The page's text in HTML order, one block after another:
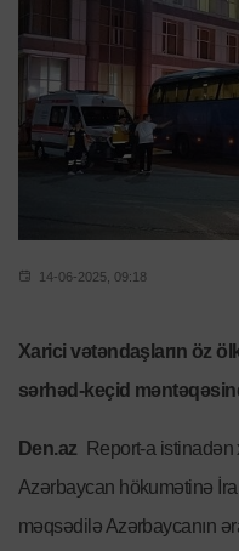
14-06-2025, 09:18
Xarici vətəndaşların öz
sərhəd-keçid
Den.az Report-a istinadən
Azərbaycan hökumətinə
məqsədilə Azərbaycanın